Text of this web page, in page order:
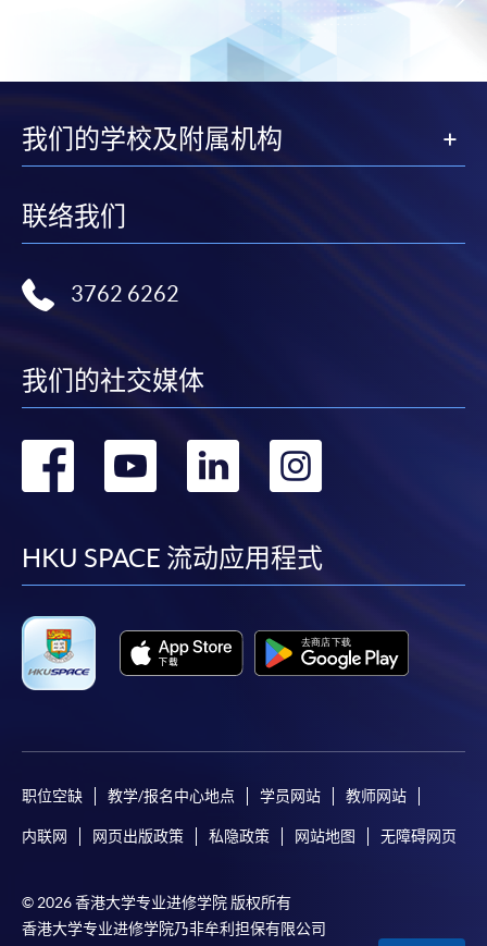
我们的学校及附属机构
联络我们
3762 6262
我们的社交媒体
转
facebook
转
youtube
转
linkedin
转
HKU SPACE 流动应用程式
职位空缺 教学/报名中心地点 学员网站 教师网站
内联网 网页出版政策 私隐政策 网站地图 无障碍网页
© 2026 香港大学专业进修学院 版权所有
香港大学专业进修学院乃非牟利担保有限公司